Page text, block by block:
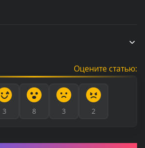
Оцените статью:
3 8 3 2